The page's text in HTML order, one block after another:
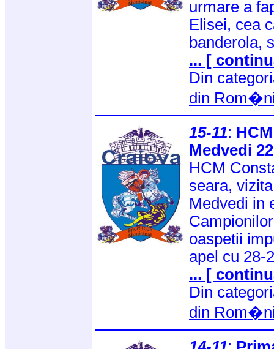
urmare a
Elisei, cea
banderola,
... [
Din
din
15-11:
Medvedi
HCM
seara,
Medvedi in
oaspetii
apel cu 28-
... [
Din
din